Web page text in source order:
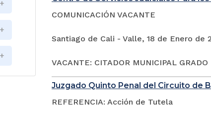
COMUNICACIÓN VACANTE
Santiago de Cali - Valle, 18 de Enero de
VACANTE: CITADOR MUNICIPAL GRADO
Juzgado Quinto Penal del Circuito de
REFERENCIA: Acción de Tutela